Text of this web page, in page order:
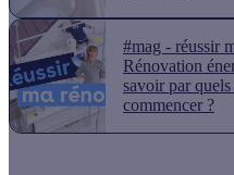
#mag - réussir
Rénovation
savoir par
commencer ?